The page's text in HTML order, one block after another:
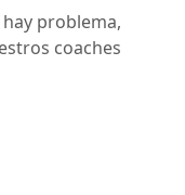
problema,
coaches